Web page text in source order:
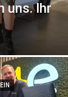
uns. Ihr